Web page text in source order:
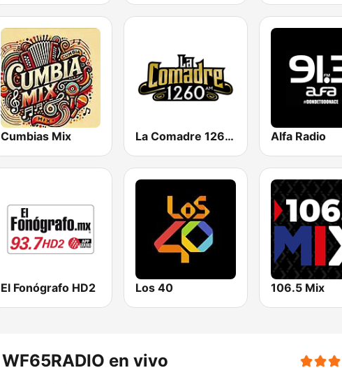
Cumbias Mix La Comadre 1260 AM Alfa Radio
El Fonógrafo HD2 Los 40 106.5 Mix
WF65RADIO en vivo